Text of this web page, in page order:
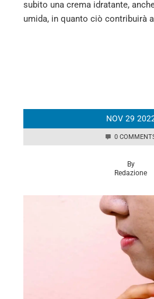
subito una crema idratante,
umida, in quanto ciò contribuirà
NOV 29
0
By
Redazione